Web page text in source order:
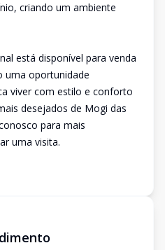
criando um ambiente
está disponível para venda
uma oportunidade
viver com estilo e conforto
desejados de Mogi das
para mais
uma visita.